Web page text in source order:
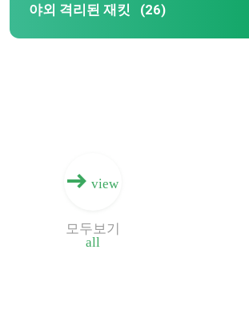
연락주세요
스포츠는 재킷을 빗발치듯 퍼붓습니다
스포츠는 재킷이 하락합니다
야외 격리된 재킷 (26)
view
all
모두보기